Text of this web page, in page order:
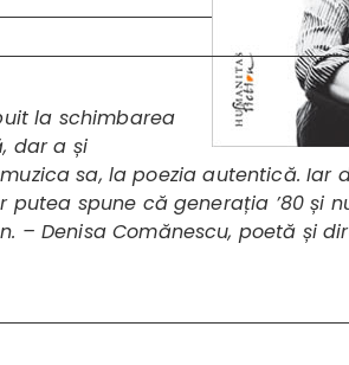
la schimbarea
dar a și
sa, la poezia autentică. Iar
spune că generația ’80 și
– Denisa Comănescu, poetă și